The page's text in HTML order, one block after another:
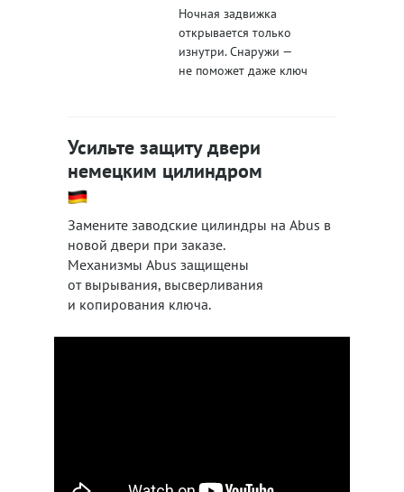
Ночная задвижка
открывается только
изнутри. Снаружи —
не поможет даже ключ
Усильте защиту двери
немецким цилиндром
Замените заводские цилиндры на Abus в
новой двери при заказе.
Механизмы Abus защищены
от вырывания, высверливания
и копирования ключа.